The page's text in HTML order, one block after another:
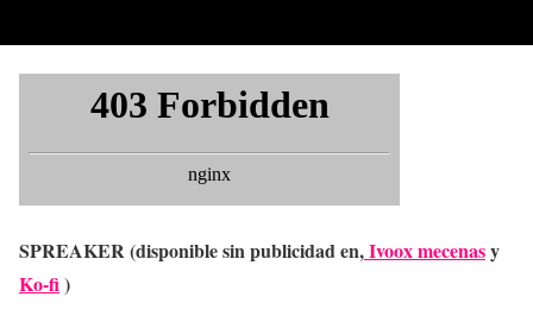
SPREAKER (disponible sin publicidad en,Ivoox mecenasy
Ko-fi)